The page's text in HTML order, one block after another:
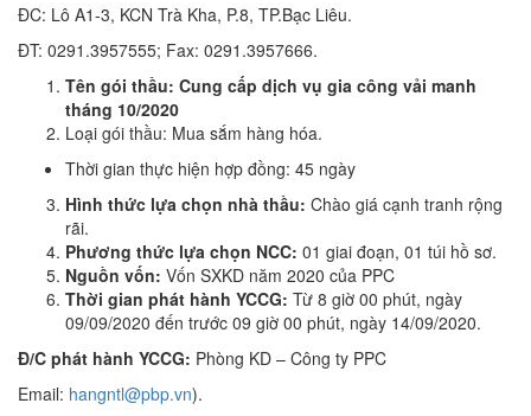
ĐC: Lô A1-3, KCN Trà Kha, P.8, TP.Bạc Liêu.
ĐT: 0291.3957555; Fax: 0291.3957666.
Tên gói thầu: Cung cấp dịch vụ gia công vải manh
tháng 10/2020
Loại gói thầu: Mua sắm hàng hóa.
Thời gian thực hiện hợp đồng: 45 ngày
Hình thức lựa chọn nhà thầu: Chào giá cạnh tranh rộng
rãi.
Phương thức lựa chọn NCC: 01 giai đoạn, 01 túi hồ sơ.
Nguồn vốn: Vốn SXKD năm 2020 của PPC
Thời gian phát hành YCCG: Từ 8 giờ 00 phút, ngày
09/09/2020 đến trước 09 giờ 00 phút, ngày 14/09/2020.
Đ/C phát hành YCCG: Phòng KD – Công ty PPC
Email: hangntl@pbp.vn).